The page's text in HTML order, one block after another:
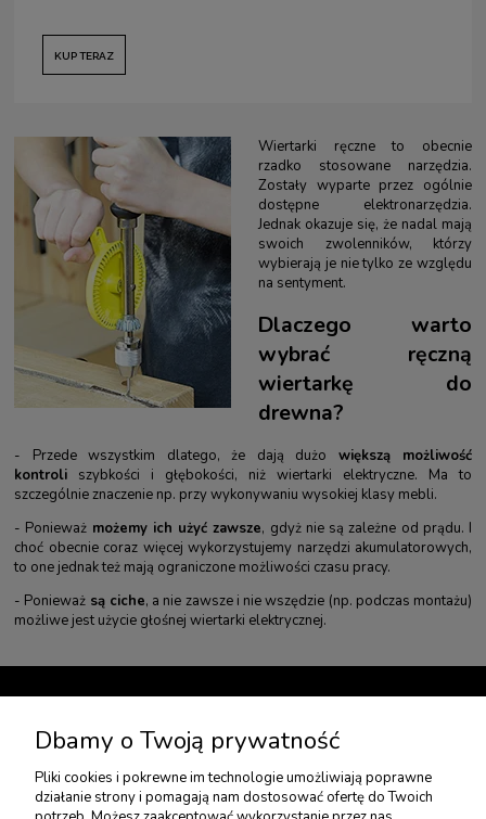
KUP TERAZ
Wiertarki ręczne to obecnie
rzadko stosowane narzędzia.
Zostały wyparte przez ogólnie
dostępne elektronarzędzia.
Jednak okazuje się, że nadal mają
swoich zwolenników, którzy
wybierają je nie tylko ze względu
na sentyment.
Dlaczego warto
wybrać ręczną
wiertarkę do
drewna?
- Przede wszystkim dlatego, że dają dużo większą możliwość
kontroli szybkości i głębokości, niż wiertarki elektryczne. Ma to
szczególnie znaczenie np. przy wykonywaniu wysokiej klasy mebli.
- Ponieważ możemy ich użyć zawsze, gdyż nie są zależne od prądu. I
choć obecnie coraz więcej wykorzystujemy narzędzi akumulatorowych,
to one jednak też mają ograniczone możliwości czasu pracy.
- Ponieważ są ciche, a nie zawsze i nie wszędzie (np. podczas montażu)
możliwe jest użycie głośnej wiertarki elektrycznej.
USŁUGI DODATKOWE
Dbamy o Twoją prywatność
Pliki cookies i pokrewne im technologie umożliwiają poprawne
działanie strony i pomagają nam dostosować ofertę do Twoich